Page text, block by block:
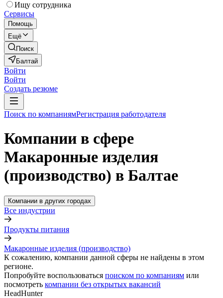
Ищу сотрудника
Сервисы
Помощь
Ещё
Поиск
Балтай
Войти
Войти
Создать резюме
Поиск по компаниямРегистрация работодателя
Компании в сфере
Макаронные изделия
(производство) в Балтае
Компании в других городах
Все индустрии
Продукты питания
Макаронные изделия (производство)
К сожалению, компании данной сферы не найдены в этом
регионе.
Попробуйте воспользоваться поиском по компаниям или
посмотреть компании без открытых вакансий
HeadHunter